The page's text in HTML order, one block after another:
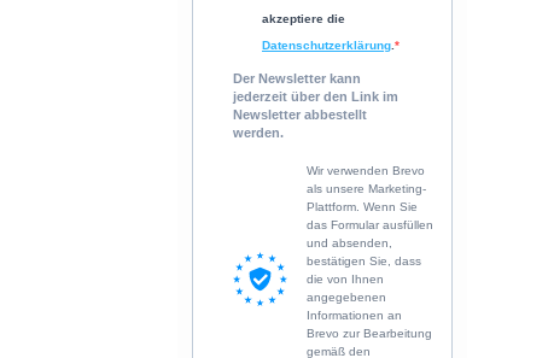
akzeptiere die
Datenschutzerklärung
Der Newsletter kann
jederzeit über den Link im
Newsletter abbestellt
werden.
Wir verwenden Brevo
als unsere Marketing-
Plattform. Wenn Sie
das Formular ausfüllen
und absenden,
bestätigen Sie, dass
die von Ihnen
angegebenen
Informationen an
Brevo zur Bearbeitung
gemäß den